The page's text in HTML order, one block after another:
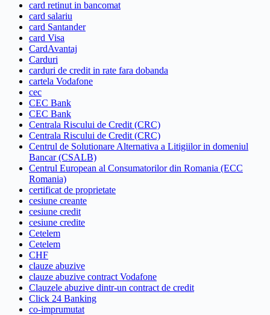
card retinut in bancomat
card salariu
card Santander
card Visa
CardAvantaj
Carduri
carduri de credit in rate fara dobanda
cartela Vodafone
cec
CEC Bank
CEC Bank
Centrala Riscului de Credit (CRC)
Centrala Riscului de Credit (CRC)
Centrul de Solutionare Alternativa a Litigiilor in domeniul
Bancar (CSALB)
Centrul European al Consumatorilor din Romania (ECC
Romania)
certificat de proprietate
cesiune creante
cesiune credit
cesiune credite
Cetelem
Cetelem
CHF
clauze abuzive
clauze abuzive contract Vodafone
Clauzele abuzive dintr-un contract de credit
Click 24 Banking
co-imprumutat